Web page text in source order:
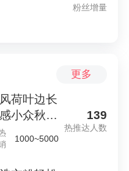
粉丝增量
更多
荷叶边长
小众秋季
衣潮
1000~5000
139
热推达人数